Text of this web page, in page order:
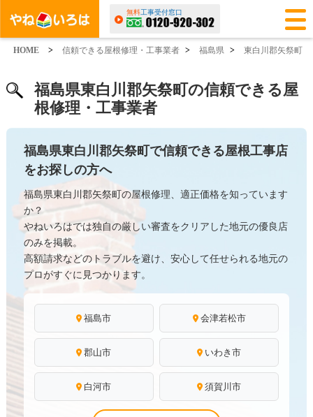
無料工事受付窓口
HOME > 信頼できる屋根修理・工事業者 > 福島県 > 東白川郡矢祭町
福島県東白川郡矢祭町の信頼できる屋
根修理・工事業者
福島県東白川郡矢祭町で信頼できる屋根工事店
をお探しの方へ
福島県東白川郡矢祭町の屋根修理、適正価格を知っています
か？
やねいろはでは独自の厳しい審査をクリアした地元の優良店
のみを掲載。
高額請求などのトラブルを避け、安心して任せられる地元の
プロがすぐに見つかります。
福島市 会津若松市
郡山市 いわき市
白河市 須賀川市